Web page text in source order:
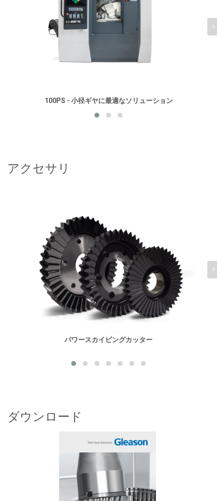
100PS - 小径ギヤに最適なソリューション
アクセサリ
パワースカイビングカッター
ダウンロード